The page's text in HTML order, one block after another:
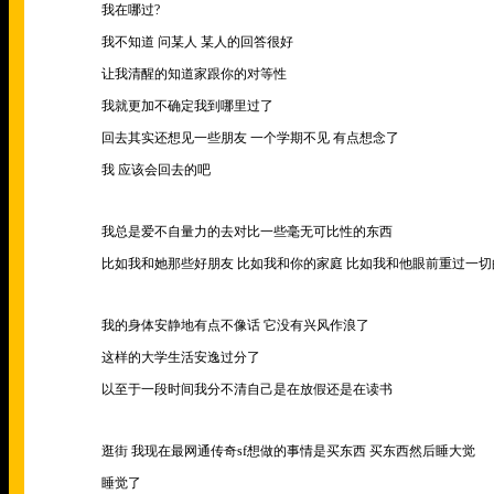
我在哪过?
我不知道 问某人 某人的回答很好
让我清醒的知道家跟你的对等性
我就更加不确定我到哪里过了
回去其实还想见一些朋友 一个学期不见 有点想念了
我 应该会回去的吧
我总是爱不自量力的去对比一些毫无可比性的东西
比如我和她那些好朋友 比如我和你的家庭 比如我和他眼前重过一
我的身体安静地有点不像话 它没有兴风作浪了
这样的大学生活安逸过分了
以至于一段时间我分不清自己是在放假还是在读书
逛街 我现在最网通传奇sf想做的事情是买东西 买东西然后睡大觉
睡觉了